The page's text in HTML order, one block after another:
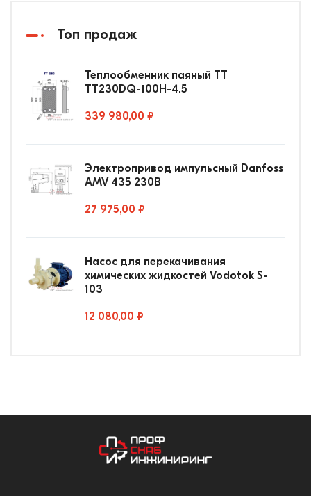
Топ продаж
Теплообменник паяный ТТ
ТТ230DQ-100Н-4.5
339 980,00 ₽
Электропривод импульсный Danfoss
AMV 435 230В
27 975,00 ₽
Насос для перекачивания
химических жидкостей Vodotok S-
103
12 080,00 ₽